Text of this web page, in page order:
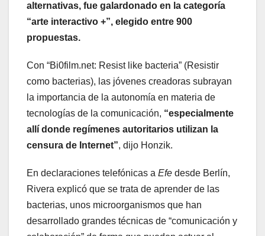
alternativas, fue galardonado en la categoría
“arte interactivo +”, elegido entre 900
propuestas.
Con “Bi0film.net: Resist like bacteria” (Resistir
como bacterias), las jóvenes creadoras subrayan
la importancia de la autonomía en materia de
tecnologías de la comunicación, “especialmente
allí donde regímenes autoritarios utilizan la
censura de Internet”, dijo Honzik.
En declaraciones telefónicas a Efe desde Berlín,
Rivera explicó que se trata de aprender de las
bacterias, unos microorganismos que han
desarrollado grandes técnicas de “comunicación y